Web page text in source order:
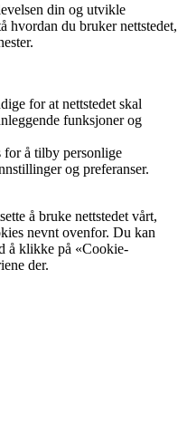
din og utvikle
hvordan du bruker nettstedet,
for at nettstedet skal
funksjoner og
for å tilby personlige
og preferanser.
å bruke nettstedet vårt,
nevnt ovenfor. Du kan
å klikke på «Cookie-
der.